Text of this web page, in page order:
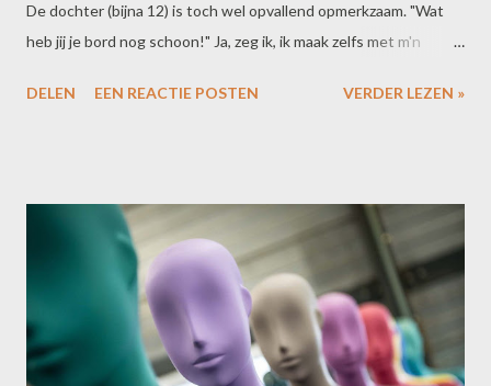
De dochter (bijna 12) is toch wel opvallend opmerkzaam. "Wat
heb jij je bord nog schoon!" Ja, zeg ik, ik maak zelfs met m'n
doe ik kennelijk iets slims met het terugstoppen van de laatste
klagend, rommelend gemekker van onder uit m'n buik. " Bijna
alles onder controle", klinkt het bijdehand.
DELEN EEN REACTIE POSTEN VERDER LEZEN »